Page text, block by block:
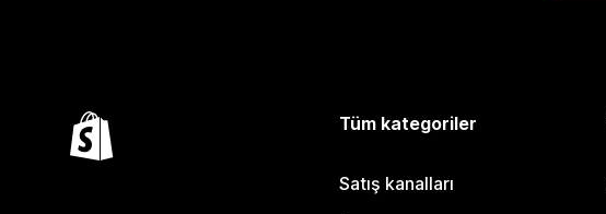
Tüm kategoriler
Satış kanalları